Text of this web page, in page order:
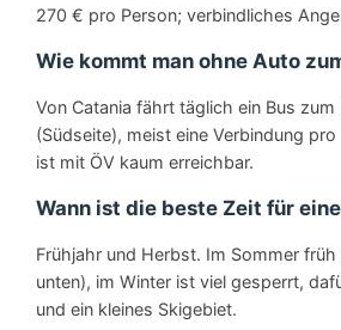
270 € pro Person; verbindliches
Wie kommt man ohne Auto
Von Catania fährt täglich ein Bus zum
(Südseite), meist eine Verbindung
ist mit ÖV kaum erreichbar.
Wann ist die beste Zeit für
Frühjahr und Herbst. Im Sommer
unten), im Winter ist viel gesperrt,
und ein kleines Skigebiet.